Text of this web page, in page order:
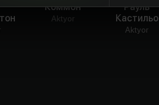
Коммон
Aktyor
Рауль
Кастильо
Aktyor